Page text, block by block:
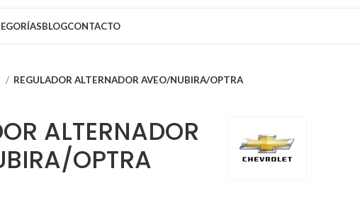
BLOGCONTACTO
REGULADOR ALTERNADOR AVEO/NUBIRA/OPTRA
ALTERNADOR
OPTRA